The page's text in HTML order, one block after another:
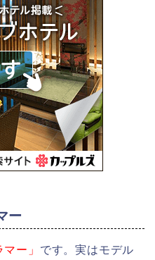
ー
ー」 です。実はモデル